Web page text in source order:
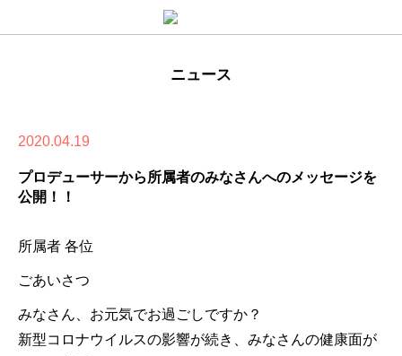
ニュース
2020.04.19
プロデューサーから所属者のみなさんへのメッセージを
公開！！
所属者 各位
ごあいさつ
みなさん、お元気でお過ごしですか？
新型コロナウイルスの影響が続き、みなさんの健康面が